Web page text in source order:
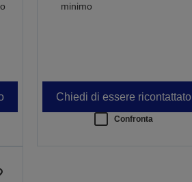
minimo
Chiedi di essere ricontattato
Confronta